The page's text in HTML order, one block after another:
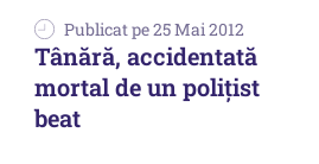
Publicat pe 25 Mai 2012
Tânără, accidentată
mortal de un polițist
beat